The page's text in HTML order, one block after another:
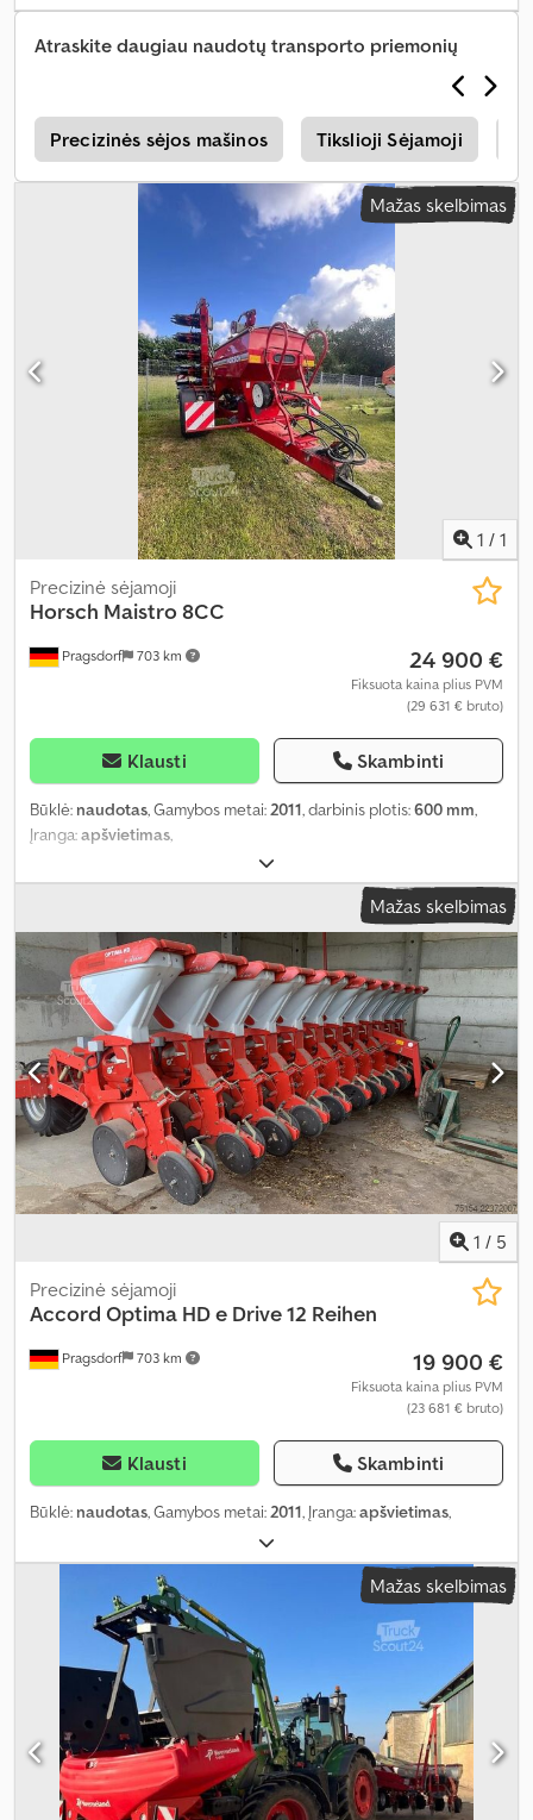
Atraskite daugiau naudotų transporto priemonių
Precizinės sėjos mašinos Tikslioji Sėjamoji
Mažas skelbimas
1 / 1
Pragsdorf 703 km
Precizinė sėjamoji
Horsch Maistro 8CC
24 900 €
Fiksuota kaina plius PVM
(29 631 € bruto)
Klausti Skambinti
Būklė: naudotas, Gamybos metai:2011, darbinis plotis:600 mm,
Įranga:apšvietimas,
Mažas skelbimas
1 / 5
Pragsdorf 703 km
Precizinė sėjamoji
Accord Optima HD e Drive 12 Reihen
19 900 €
Fiksuota kaina plius PVM
(23 681 € bruto)
Klausti Skambinti
Būklė: naudotas, Gamybos metai:2011, Įranga:apšvietimas,
Mažas skelbimas